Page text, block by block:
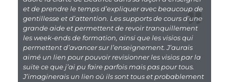
et de prendre le temps d’expliquer avec beaucoup de
gentillesse et d’attention. Les supports de cours d’une
grande aide et permettent de revoir tranquillement
les week-ends de formation, ainsi que les visios qui
permettent d’avancer sur l’enseignement. J’aurais
aimé un lien pour pouvoir revisionner les visios par la
suite ce que j’ai pu faire parfois mais pas pour tous.
J’imaginerais un lien où ils sont tous et probablement